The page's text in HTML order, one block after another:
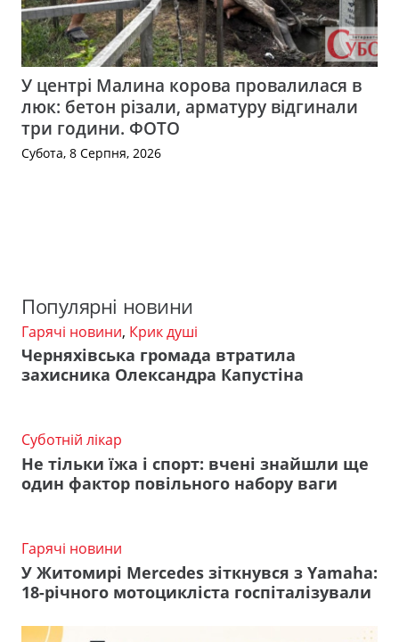
У центрі Малина корова провалилася в
люк: бетон різали, арматуру відгинали
три години. ФОТО
Субота, 8 Серпня, 2026
Популярні новини
Гарячі новини, Крик душі
Черняхівська громада втратила
захисника Олександра Капустіна
Суботній лікар
Не тільки їжа і спорт: вчені знайшли ще
один фактор повільного набору ваги
Гарячі новини
У Житомирі Mercedes зіткнувся з Yamaha:
18-річного мотоцикліста госпіталізували